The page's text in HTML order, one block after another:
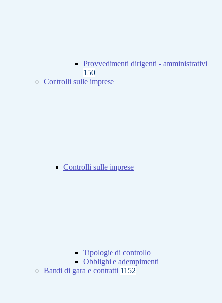
Provvedimenti dirigenti - amministrativi
150
Controlli sulle imprese
Controlli sulle imprese
Tipologie di controllo
Obblighi e adempimenti
Bandi di gara e contratti 1152